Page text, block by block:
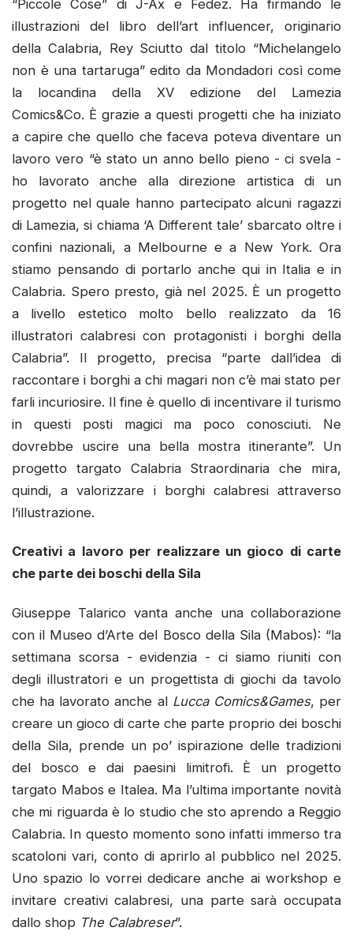
“Piccole Cose” di J-Ax e Fedez. Ha firmando le
illustrazioni del libro dell’art influencer, originario
della Calabria, Rey Sciutto dal titolo “Michelangelo
non è una tartaruga” edito da Mondadori così come
la locandina della XV edizione del Lamezia
Comics&Co. È grazie a questi progetti che ha iniziato
a capire che quello che faceva poteva diventare un
lavoro vero “è stato un anno bello pieno - ci svela -
ho lavorato anche alla direzione artistica di un
progetto nel quale hanno partecipato alcuni ragazzi
di Lamezia, si chiama ‘A Different tale’ sbarcato oltre i
confini nazionali, a Melbourne e a New York. Ora
stiamo pensando di portarlo anche qui in Italia e in
Calabria. Spero presto, già nel 2025. È un progetto
a livello estetico molto bello realizzato da 16
illustratori calabresi con protagonisti i borghi della
Calabria”. Il progetto, precisa “parte dall’idea di
raccontare i borghi a chi magari non c’è mai stato per
farli incuriosire. Il fine è quello di incentivare il turismo
in questi posti magici ma poco conosciuti. Ne
dovrebbe uscire una bella mostra itinerante”. Un
progetto targato Calabria Straordinaria che mira,
quindi, a valorizzare i borghi calabresi attraverso
l’illustrazione.
Creativi a lavoro per realizzare un gioco di carte
che parte dei boschi della Sila
Giuseppe Talarico vanta anche una collaborazione
con il Museo d’Arte del Bosco della Sila (Mabos): “la
settimana scorsa - evidenzia - ci siamo riuniti con
degli illustratori e un progettista di giochi da tavolo
che ha lavorato anche al Lucca Comics&Games, per
creare un gioco di carte che parte proprio dei boschi
della Sila, prende un po’ ispirazione delle tradizioni
del bosco e dai paesini limitrofi. È un progetto
targato Mabos e Italea. Ma l’ultima importante novità
che mi riguarda è lo studio che sto aprendo a Reggio
Calabria. In questo momento sono infatti immerso tra
scatoloni vari, conto di aprirlo al pubblico nel 2025.
Uno spazio lo vorrei dedicare anche ai workshop e
invitare creativi calabresi, una parte sarà occupata
dallo shop The Calabreser”.